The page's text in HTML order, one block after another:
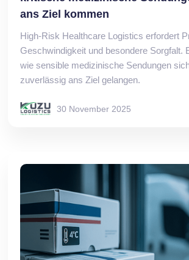
ans Ziel kommen
High-Risk Healthcare Logistics erfordert
Geschwindigkeit und besondere Sorgfalt.
wie sensible medizinische Sendungen
zuverlässig ans Ziel gelangen.
30 November 2025